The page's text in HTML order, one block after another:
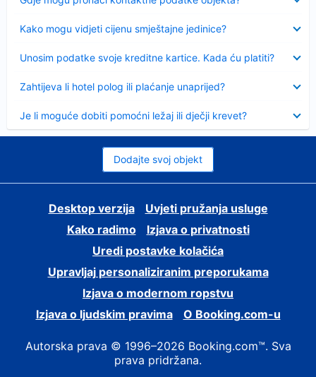
Kako mogu vidjeti cijenu smještajne jedinice?
Unosim podatke svoje kreditne kartice. Kada ću platiti?
Zahtijeva li hotel polog ili plaćanje unaprijed?
Je li moguće dobiti pomoćni ležaj ili dječji krevet?
Dodajte svoj objekt
Desktop verzija
Uvjeti pružanja usluge
Kako radimo
Izjava o privatnosti
Uredi postavke kolačića
Upravljaj personaliziranim preporukama
Izjava o modernom ropstvu
Izjava o ljudskim pravima
O Booking.com-u
Autorska prava © 1996–2026 Booking.com™. Sva
prava pridržana.